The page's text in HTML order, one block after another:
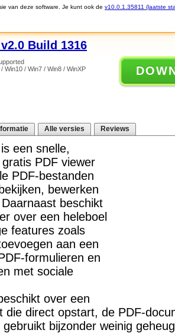
van deze software. Je kunt ook de v10.0.1.35811 (laatste
Build 1316
Win10 / Win7 / Win8 / WinXP
Alle versies Reviews
is een snelle,
PDF viewer
PDF-bestanden
bewerken
beschikt
over een heleboel
features zoals
aan een
formulieren en
met sociale
over een
die direct opstart, de PDF-
bijzonder weinig